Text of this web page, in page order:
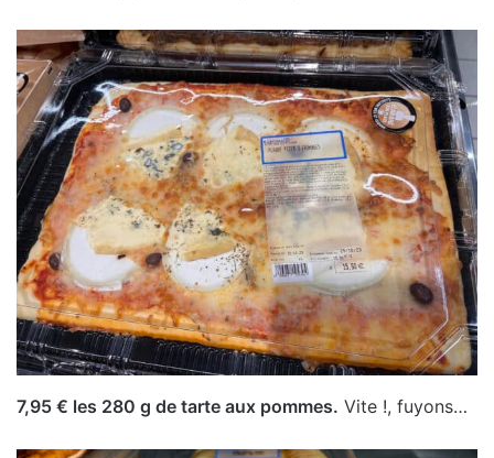
7,95 € les 280 g de tarte aux pommes. Vite !, fuyons…